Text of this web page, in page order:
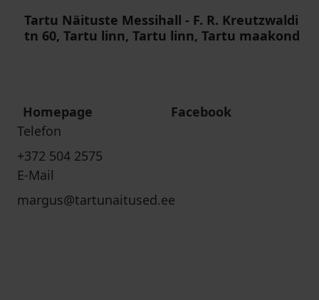
Tartu Näituste Messihall - F. R. Kreutzwaldi
tn 60, Tartu linn, Tartu linn, Tartu maakond
Homepage
Facebook
Telefon
+372 504 2575
E-Mail
margus@tartunaitused.ee